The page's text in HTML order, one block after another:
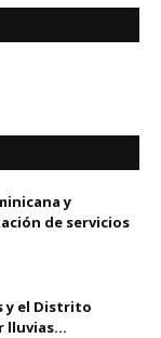
y
de servicios
y el Distrito
lluvias...